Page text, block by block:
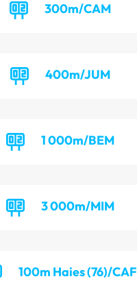
300m/CAM
400m/JUM
1 000m/BEM
3 000m/MIM
100m Haies (76)/CAF